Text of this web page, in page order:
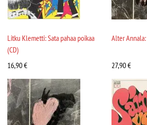
Litku Klemetti: Sata pahaa poikaa
(CD)
16,90€
Alter
27,90€